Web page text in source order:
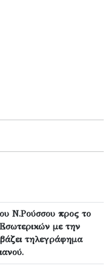
Ν.Ρούσσου προς το
με την
τηλεγράφημα